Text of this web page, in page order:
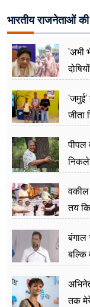
भारतीय राजनेताओं
'अभी
'जमुई'
जीता
पीपल
वकील
तय
बंगाल
बल्कि
तक